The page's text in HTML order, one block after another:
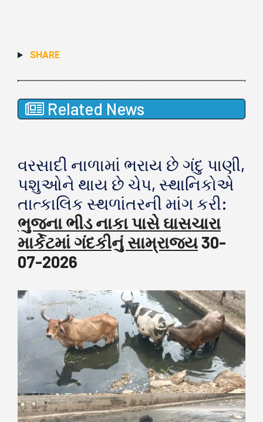
SHARE
Related News
વરસાદી નાળામાં ભરાય છે ગંદુ પાણી,
પશુઓને થાય છે ચેપ, સ્થાનિકોએ
તાત્કાલિક સ્થળાંતરની માંગ કરી:
ભુજના ભીડ નાકા પાસે ઘાસચારા
માર્કેટમાં ગંદકીનું સામ્રાજ્ય30-
07-2026